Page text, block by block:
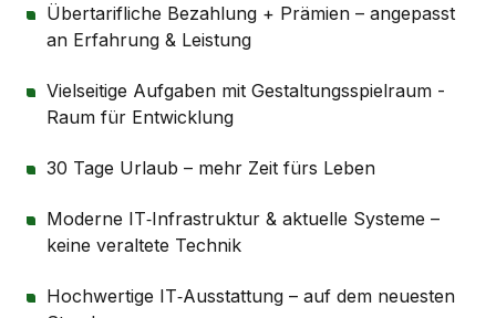
Übertarifliche Bezahlung + Prämien – angepasst
an Erfahrung & Leistung
Vielseitige Aufgaben mit Gestaltungsspielraum -
Raum für Entwicklung
30 Tage Urlaub – mehr Zeit fürs Leben
Moderne IT‑Infrastruktur & aktuelle Systeme –
keine veraltete Technik
Hochwertige IT‑Ausstattung – auf dem neuesten